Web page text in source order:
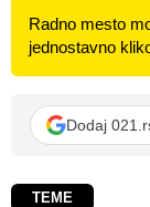
Radno mesto
jednostavno
Dodaj
TEME